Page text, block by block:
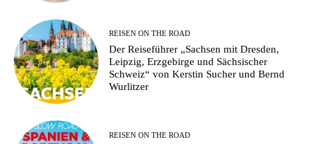
REISEN ON THE ROAD
Der Reiseführer „Sachsen mit Dresden,
Leipzig, Erzgebirge und Sächsischer
Schweiz“ von Kerstin Sucher und Bernd
Wurlitzer
REISEN ON THE ROAD